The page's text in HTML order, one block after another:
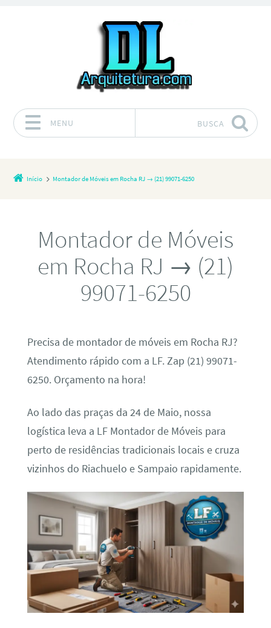
MENU BUSCA
Início Montador de Móveis em Rocha RJ → (21) 99071-6250
Montador de Móveis
em Rocha RJ → (21)
99071-6250
Precisa de montador de móveis em Rocha RJ?
Atendimento rápido com a LF. Zap (21) 99071-
6250. Orçamento na hora!
Ao lado das praças da 24 de Maio, nossa
logística leva a LF Montador de Móveis para
perto de residências tradicionais locais e cruza
vizinhos do Riachuelo e Sampaio rapidamente.